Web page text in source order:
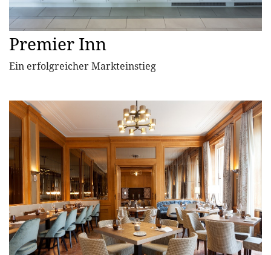
Premier Inn
Ein erfolgreicher Markteinstieg